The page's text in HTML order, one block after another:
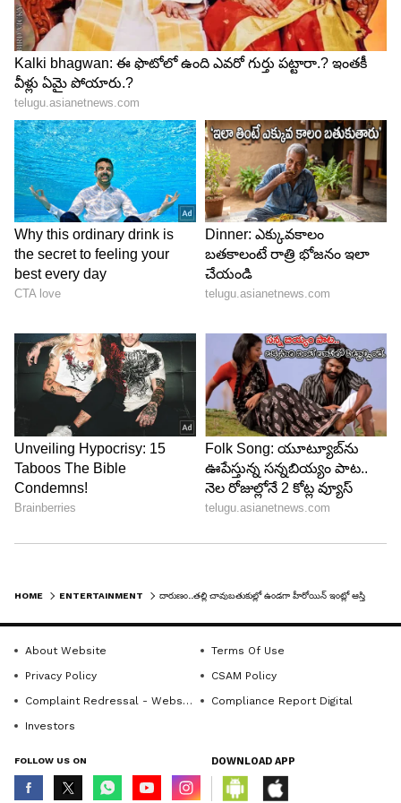
ఇటీవల ఓ ఇంటర్వ్యూలో ఆమె తన తల్లి మంజుల
మరణించే సమయంలో జరిగిన పరిస్థితులని వివరించింది.
నిజంగా ఆమె చెప్పిన విషయం వింటే దారుణం అనిపిస్తుంది.
రెండవ భార్యగా తన తల్లికి తండ్రి ప్రాధాన్యత
ఇవ్వడనే విషయాన్ని వనిత పేర్కొంది. వనిత మాట్లాడుతూ..
మా అమ్మ మంజులకి మద్యం సేవించే అలవాటు ఉంది.
దీనితో పలు సందర్భాల్లో ఆమెకి కామెర్లు వచ్చాయి.
Also Read: హీరోయిన్ కి 7 నెలల ప్రెగ్నన్సీ.. కానీ గర్భం
కనిపించలేదట, నమిత సంచలన వ్యాఖ్యలు
5
7
సేవించడం వల్ల కామెర్లు బాగా ఎక్కువయ్యాయి. ఆసుపత్రికి
సమయంలో కూడా అమ్మ మా గురించే ఆలోచించింది. తాను
లేకపోతే మీకు దక్కాల్సిన ఆస్తి దక్కదు అని చెప్పింది.
HOME ENTERTAINMENT
About Website
Terms Of Use
Privacy Policy
CSAM Policy
Complaint Redressal - Website
Compliance Report Digital
Investors
FOLLOW US ON DOWNLOAD APP